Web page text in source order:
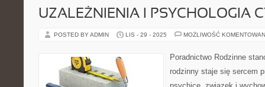
UZALEŻNIENIA I PSYCHOLOGIA
POSTED BY ADMIN LIS - 29 - 2025 MOŻLIWOŚĆ
Poradnictwo Rodzinne
rodzinny staje się sercem